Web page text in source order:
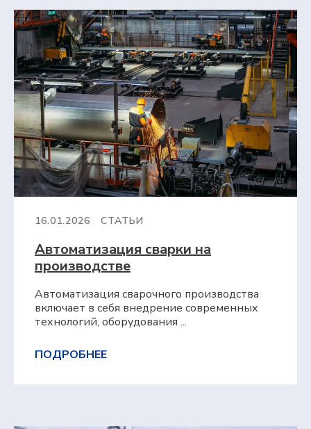
16.01.2026 СТАТЬИ
Автоматизация сварки на
производстве
Автоматизация сварочного производства
включает в себя внедрение современных
технологий, оборудования ...
ПОДРОБНЕЕ